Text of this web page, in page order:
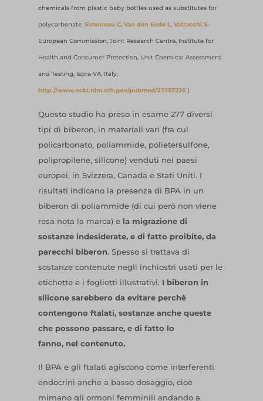
chemicals from plastic baby bottles used as substitutes for
polycarbonate. Simoneau C, Van den Eede L, Valzacchi S.-
European Commission, Joint Research Centre, Institute for
Health and Consumer Protection, Unit Chemical Assessment
and Testing, Ispra VA, Italy.
http://www.ncbi.nlm.nih.gov/pubmed/22257226)
Questo studio ha preso in esame 277 diversi
tipi di biberon, in materiali vari (fra cui
policarbonato, poliammide, polietersulfone,
polipropilene, silicone) venduti nei paesi
europei, in Svizzera, Canada e Stati Uniti. I
risultati indicano la presenza di BPA in un
biberon di poliammide (di cui però non viene
resa nota la marca) e la migrazione di
sostanze indesiderate, e di fatto proibite, da
parecchi biberon. Spesso si trattava di
sostanze contenute negli inchiostri usati per le
etichette e i foglietti illustrativi. I biberon in
silicone sarebbero da evitare perchè
contengono ftalati, sostanze anche queste
che possono passare, e di fatto lo
fanno, nel contenuto.
Il BPA e gli ftalati agiscono come interferenti
endocrini anche a basso dosaggio, cioè
mimano gli ormoni femminili andando a